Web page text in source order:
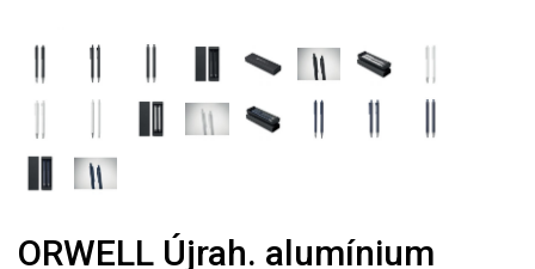
ORWELL Újrah. alumínium